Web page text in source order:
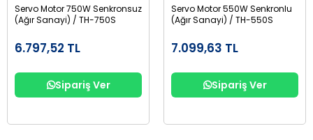
Servo Motor 750W Senkronsuz
(Ağır Sanayi) / TH-750S
6.797,52 TL
Sipariş Ver
Servo Motor 550W Senkronlu
(Ağır Sanayi) / TH-550S
7.099,63 TL
Sipariş Ver